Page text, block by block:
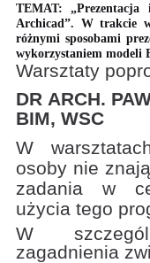
TEMAT:
Archicad”. W trakcie
różnymi sposobami
wykorzystaniem modeli
Warsztaty
DR ARCH.
BIM, WSC
W
osoby nie
zadania w
użycia tego
W
zagadnienia